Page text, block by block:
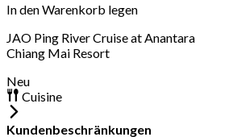
In den Warenkorb legen
JAO Ping River Cruise at Anantara
Chiang Mai Resort
Neu
Cuisine
Kundenbeschränkungen